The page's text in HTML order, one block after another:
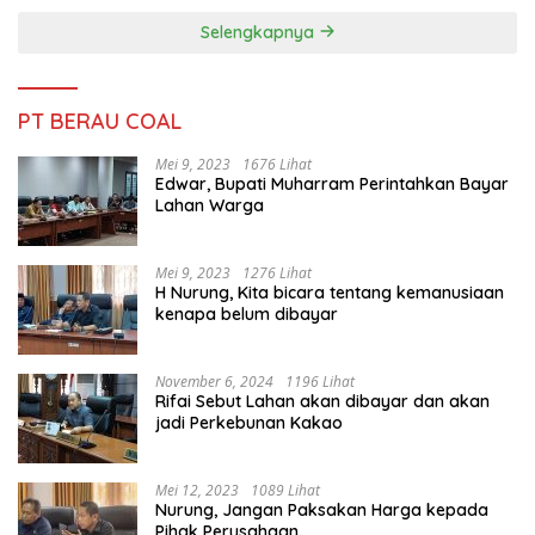
Selengkapnya
PT BERAU COAL
Mei 9, 2023 1676 Lihat
Edwar, Bupati Muharram Perintahkan Bayar
Lahan Warga
Mei 9, 2023 1276 Lihat
H Nurung, Kita bicara tentang kemanusiaan
kenapa belum dibayar
November 6, 2024 1196 Lihat
Rifai Sebut Lahan akan dibayar dan akan
jadi Perkebunan Kakao
Mei 12, 2023 1089 Lihat
Nurung, Jangan Paksakan Harga kepada